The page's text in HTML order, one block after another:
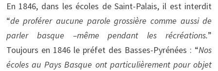
En 1846, dans les écoles de Saint-Palais, il est interdit
“de proférer aucune parole grossière comme aussi de
parler basque –même pendant les récréations.”
Toujours en 1846 le préfet des Basses-Pyrénées : “Nos
écoles au Pays Basque ont particulièrement pour objet